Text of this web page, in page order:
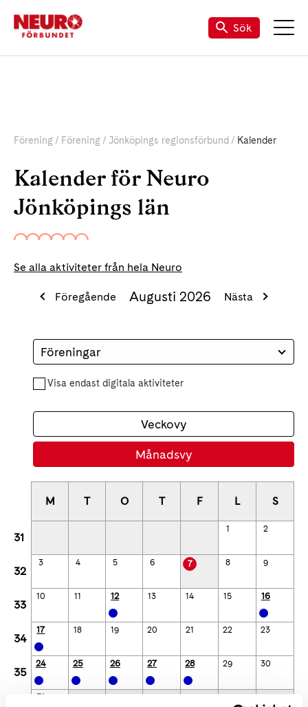
Sök
Förening Förening Jönköpings regionsförbund Kalender
Kalender för Neuro
Jönköpings län
Se alla aktiviteter från hela Neuro
Föregående Augusti 2026 Nästa
Föreningar
Visa endast digitala aktiviteter
Veckovy
Månadsvy
M T O T F L S
31
1 2
32
3 4 5 6 7 8 9
33
10 11 12 13 14 15 16
34
17 18 19 20 21 22 23
35
24 25 26 27 28 29 30
31